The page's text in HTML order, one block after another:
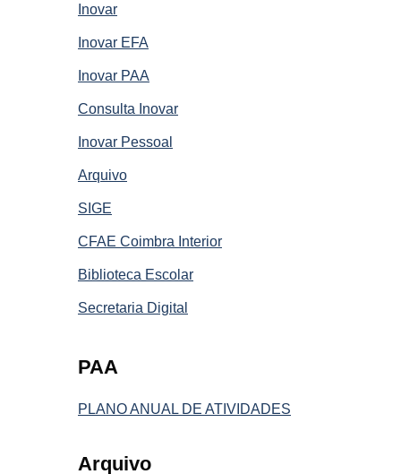
Inovar
Inovar EFA
Inovar PAA
Consulta Inovar
Inovar Pessoal
Arquivo
SIGE
CFAE Coimbra Interior
Biblioteca Escolar
Secretaria Digital
PAA
PLANO ANUAL DE ATIVIDADES
Arquivo